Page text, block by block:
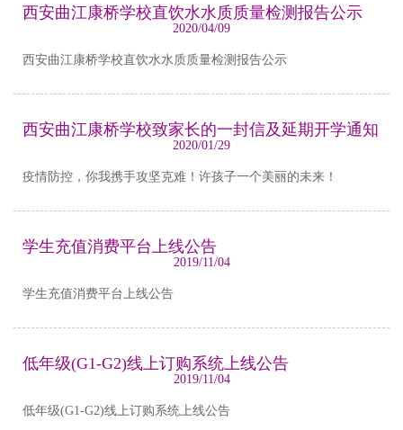
西安曲江康桥学校直饮水水质质量检测报告公示
2020/04/09
西安曲江康桥学校直饮水水质质量检测报告公示
西安曲江康桥学校致家长的一封信及延期开学通知
2020/01/29
疫情防控，你我携手攻坚克难！许孩子一个美丽的未来！
学生充值消费平台上线公告
2019/11/04
学生充值消费平台上线公告
低年级(G1-G2)线上订购系统上线公告
2019/11/04
低年级(G1-G2)线上订购系统上线公告